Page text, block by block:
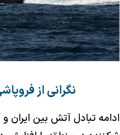
نگرانی از
ادامه تبادل آتش بین ایران